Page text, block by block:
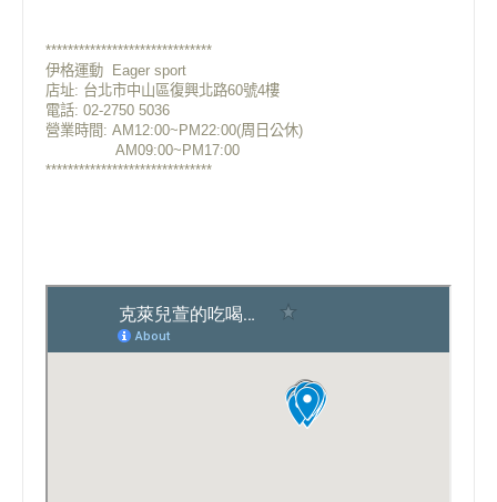
******************************
伊格運動 Eager sport
店址: 台北市中山區復興北路60號4樓
電話: 02-2750 5036
營業時間: AM12:00~PM22:00(周日公休)
AM09:00~PM17:00
******************************